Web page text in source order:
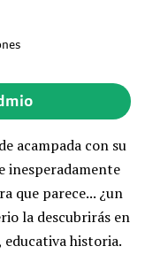
acampada con su
inesperadamente
que parece... ¿un
la descubrirás en
historia.